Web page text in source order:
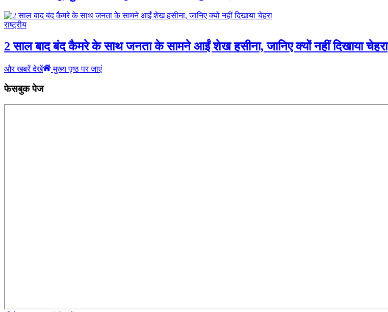
राष्ट्रीय
2 साल बाद बंद कैमरे के साथ जनता के सामने आईं शेख हसीना, जानिए क्यों नहीं दिखाया चेहरा
और खबरें देखें मुख्य पृष्ठ पर जाएं
फेसबुक पेज